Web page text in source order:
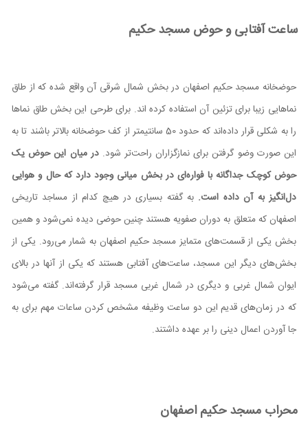
ساعت آفتابی و حوض مسجد حکیم
حوضخانه مسجد حکیم اصفهان در بخش شمال شرقی آن واقع شده که از طاق
نماهایی زیبا برای تزئین آن استفاده کرده اند. برای طرحی این بخش طاق نما‌ها
را به شکلی قرار داده‌اند که حدود 50 سانتیمتر از کف حوضخانه بالاتر باشند تا به
این صورت وضو گرفتن برای نمازگزاران راحت‌تر شود.در میان این حوض یک
حوض کوچک جداگانه با فواره‌ای در بخش میانی وجود دارد که حال و هوایی
دل‌انگیز به آن داده است. به گفته بسیاری در هیچ کدام از مساجد تاریخی
اصفهان که متعلق به دوران صفویه هستند چنین حوضی دیده نمی‌شود و همین
بخش یکی از قسمت‌های متمایز مسجد حکیم اصفهان به شمار می‌رود. یکی از
بخش‌های دیگر این مسجد، ساعت‌های آفتابی هستند که یکی از آنها در بالای
ایوان شمال غربی و دیگری در شمال غربی مسجد قرار گرفته‌اند. گفته می‌شود
که در زمان‌های قدیم این دو ساعت وظیفه مشخص کردن ساعات مهم برای به
جا آوردن اعمال دینی را بر عهده داشتند.
محراب مسجد حکیم اصفهان